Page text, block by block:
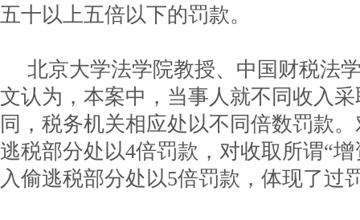
五十以上五倍以下的罚款。
北京大学法学院教授、中国财税法
文认为，本案中，当事人就不同收入
同，税务机关相应处以不同倍数罚款
逃税部分处以4倍罚款，对收取所谓“
入偷逃税部分处以5倍罚款，体现了过